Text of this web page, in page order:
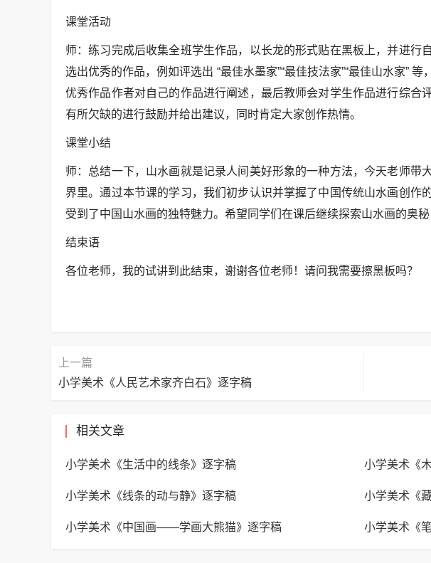
课堂活动
师：练习完成后收集全班学生作品，以长龙的形式贴在黑板上，并进行
选出优秀的作品，例如评选出 “最佳水墨家”“最佳技法家”“最佳山水家”
优秀作品作者对自己的作品进行阐述，最后教师会对学生作品进行综合
有所欠缺的进行鼓励并给出建议，同时肯定大家创作热情。
课堂小结
师：总结一下，山水画就是记录人间美好形象的一种方法，今天老师带
界里。通过本节课的学习，我们初步认识并掌握了中国传统山水画创作
受到了中国山水画的独特魅力。希望同学们在课后继续探索山水画的奥秘
结束语
各位老师，我的试讲到此结束，谢谢各位老师！请问我需要擦黑板吗？
上一篇
小学美术《人民艺术家齐白石》逐字稿
相关文章
小学美术《生活中的线条》逐字稿 小学美术《
小学美术《线条的动与静》逐字稿 小学美术《
小学美术《中国画——学画大熊猫》逐字稿 小学美术《